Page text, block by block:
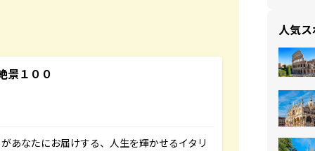
景１００
あなたにお届けする、人生を輝かせるイタリ
人気